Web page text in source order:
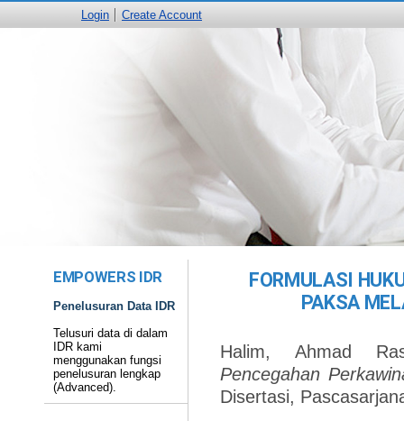
Login Create Account
EMPOWERS IDR
Penelusuran Data IDR
Telusuri data di dalam
IDR kami
menggunakan fungsi
penelusuran lengkap
(Advanced).
FORMULASI
PAKSA
Halim, Ahmad
Pencegahan
Disertasi,